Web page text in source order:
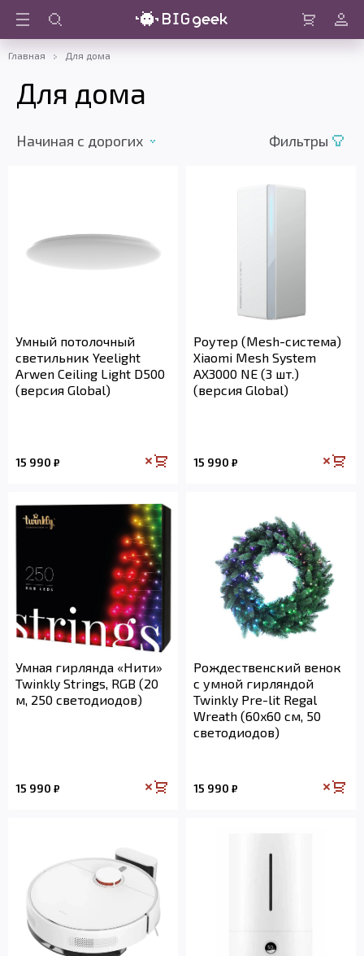
Войти
Главная Для дома
Для дома
Начиная с дорогих Фильтры
Умный потолочный
светильник Yeelight
Arwen Ceiling Light D500
(версия Global)
15 990 ₽
Роутер (Mesh-система)
Xiaomi Mesh System
AX3000 NE (3 шт.)
(версия Global)
15 990 ₽
Умная гирлянда «Нити»
Twinkly Strings, RGB (20
м, 250 светодиодов)
15 990 ₽
Рождественский венок
с умной гирляндой
Twinkly Pre-lit Regal
Wreath (60x60 см, 50
светодиодов)
15 990 ₽